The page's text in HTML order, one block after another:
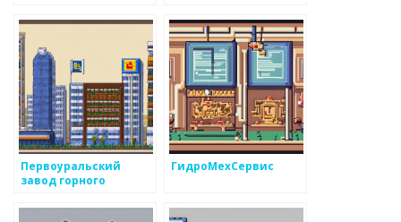
Первоуральский
завод горного
ГидроМехСервис